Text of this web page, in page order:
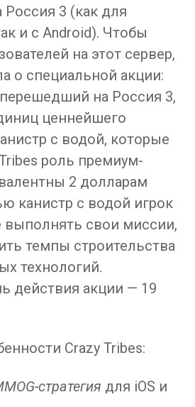
Россия 3 (как для
и с Android). Чтобы
на этот сервер,
о специальной акции:
на Россия 3,
ценнейшего
с водой, которые
роль премиум-
2 долларам
канистр с водой игрок
свои миссии,
темпы строительства
технологий.
действия акции — 19
Crazy Tribes:
G-стратегия для iOS и